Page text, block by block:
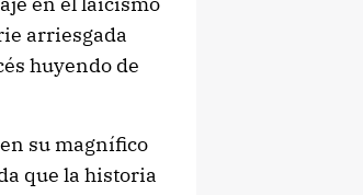
arriesgada
huyendo de
su magnífico
que la historia